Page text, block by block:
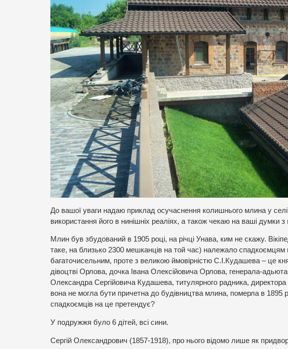
До вашої уваги надаю приклад осучаснення колишнього млина у
використання його в нинішніх реаліях, а також чекаю на ваші думки з
Млин був збудований в 1905 році, на річці Унава, ким не скажу.
таке, на близько 2300 мешканців на той час) належало
багаточисельним, проте з великою ймовірністю С.І.Кудашева – це
дівоцтві Орлова, дочка Івана Олексійовича Орлова, генерала-
Олександра Сергійовича Кудашева, титулярного радника,
вона не могла бути причетна до будівництва млина, померла в 1895
спадкоємців на це претендує?
У подружжя було 6 дітей, всі сини.
Сергій Олександрович (1857-1918), про нього відомо лише як